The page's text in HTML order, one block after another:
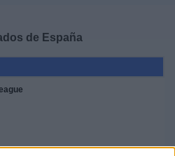
de España